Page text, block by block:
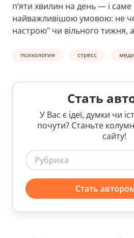
п’яти хвилин на день — і саме
найважливішою умовою: не
настрою" чи вільного тижня,
психология стресс
Стать
У Вас є ідеї, думки чи
почути? Станьте
сайту!
Рубрика
Стать